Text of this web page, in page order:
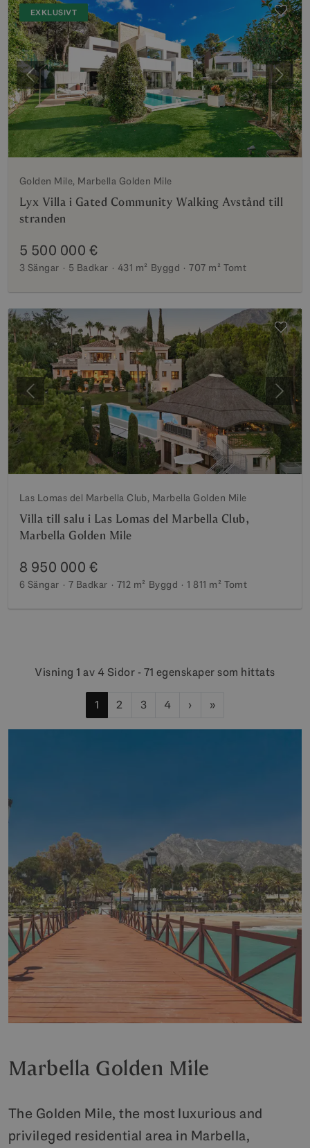
EXKLUSIVT
Föregående Nästa
Golden Mile, Marbella Golden Mile
Lyx Villa i Gated Community Walking Avstånd till
stranden
5 500 000 €
3 Sängar 5 Badkar 431 m² Byggd 707 m² Tomt
Föregående Nästa
Las Lomas del Marbella Club, Marbella Golden Mile
Villa till salu i Las Lomas del Marbella Club,
Marbella Golden Mile
8 950 000 €
6 Sängar 7 Badkar 712 m² Byggd 1 811 m² Tomt
Visning 1 av 4 Sidor - 71 egenskaper som hittats
1 2 3 4 › »
Marbella Golden Mile
The Golden Mile, the most luxurious and
privileged residential area in Marbella,